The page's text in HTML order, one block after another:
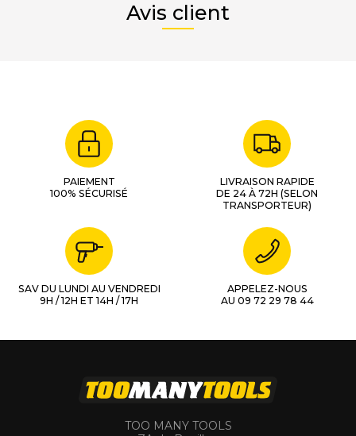
Avis client
PAIEMENT
100% SÉCURISÉ
LIVRAISON RAPIDE
DE 24 À 72H (SELON
TRANSPORTEUR)
SAV DU LUNDI AU VENDREDI
9H / 12H ET 14H / 17H
APPELEZ-NOUS
AU 09 72 29 78 44
TOO MANY TOOLS